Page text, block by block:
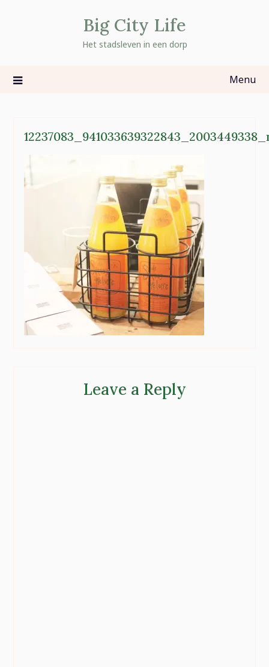
Big City Life
Het stadsleven in een dorp
Menu
Leave a Reply